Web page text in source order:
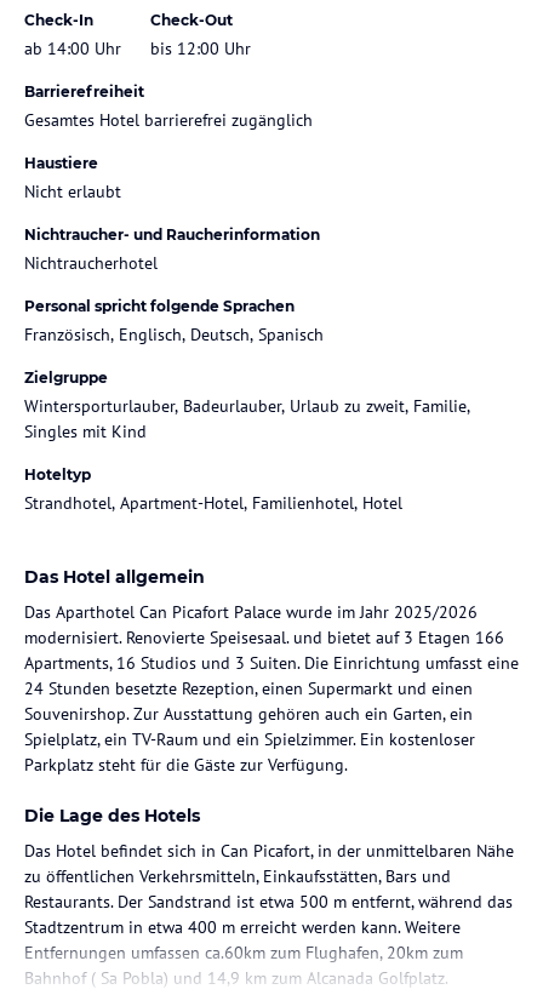
Check-In
ab 14:00 Uhr
Check-Out
bis 12:00 Uhr
Barrierefreiheit
Gesamtes Hotel barrierefrei zugänglich
Haustiere
Nicht erlaubt
Nichtraucher- und Raucherinformation
Nichtraucherhotel
Personal spricht folgende Sprachen
Französisch, Englisch, Deutsch, Spanisch
Zielgruppe
Wintersporturlauber, Badeurlauber, Urlaub zu zweit, Familie,
Singles mit Kind
Hoteltyp
Strandhotel, Apartment-Hotel, Familienhotel, Hotel
Das Hotel allgemein
Das Aparthotel Can Picafort Palace wurde im Jahr 2025/2026
modernisiert. Renovierte Speisesaal. und bietet auf 3 Etagen 166
Apartments, 16 Studios und 3 Suiten. Die Einrichtung umfasst eine
24 Stunden besetzte Rezeption, einen Supermarkt und einen
Souvenirshop. Zur Ausstattung gehören auch ein Garten, ein
Spielplatz, ein TV-Raum und ein Spielzimmer. Ein kostenloser
Parkplatz steht für die Gäste zur Verfügung.
Die Lage des Hotels
Das Hotel befindet sich in Can Picafort, in der unmittelbaren Nähe
zu öffentlichen Verkehrsmitteln, Einkaufsstätten, Bars und
Restaurants. Der Sandstrand ist etwa 500 m entfernt, während das
Stadtzentrum in etwa 400 m erreicht werden kann. Weitere
Entfernungen umfassen ca.60km zum Flughafen, 20km zum
Bahnhof ( Sa Pobla) und 14,9 km zum Alcanada Golfplatz.